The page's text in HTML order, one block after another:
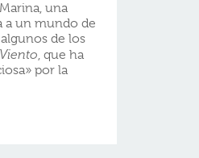
una
a un mundo de
de los
, que ha
por la